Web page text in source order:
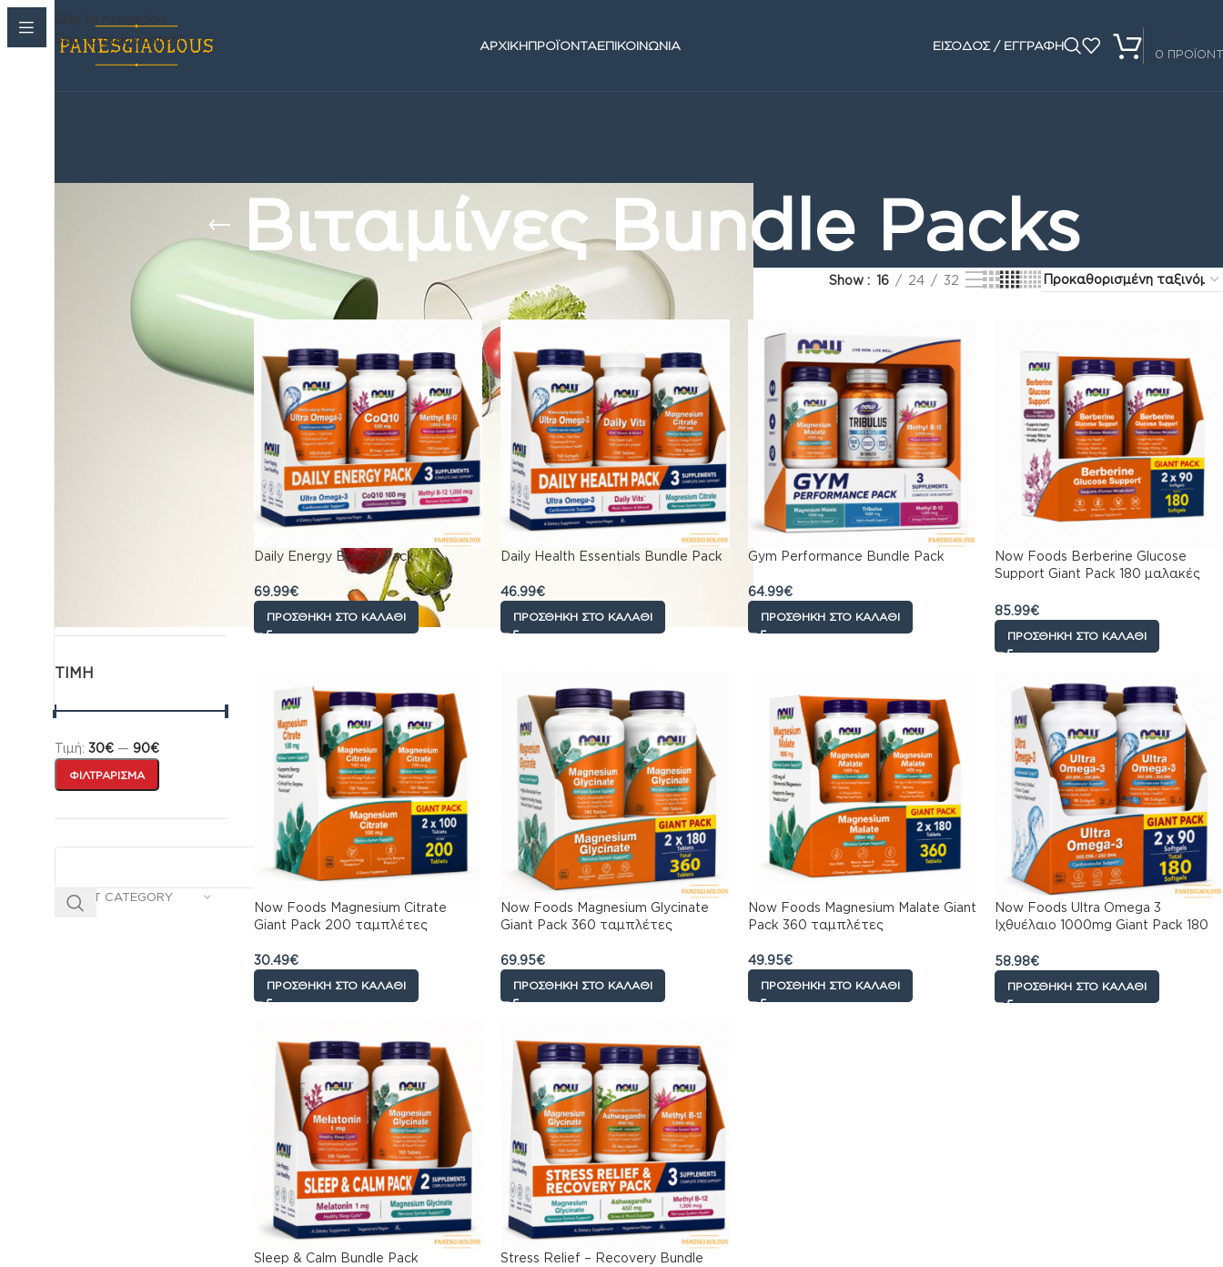
Skip to navigation
Skip to main content
ΑΡΧΙΚΗΠΡΟΪΟΝΤΑΕΠΙΚΟΙΝΩΝΙΑ ΕΙΣΟΔΟΣ / ΕΓΓΡΑΦΗ
0
Βιταμίνες Bundle Packs
Korean Beauty Corner
Παιδικές πάνες
Βρεφανάπτυξη
Μωρομαντηλα
Ακράτεια & Φροντίδα
ΤΙΜΉ
ΦΙΛΤΡΆΡΙΣΜΑ
Τιμή: 30€ — 90€
SELECT CATEGORY
Συμπληρωματα διατροφης/Βιταμίνες Βιταμίνες Bundle Packs Show 16 24 32
Daily Energy Bundle Pack
69.99€
ΠΡΟΣΘΉΚΗ ΣΤΟ ΚΑΛΆΘΙ
Daily Health Essentials Bundle Pack
46.99€
ΠΡΟΣΘΉΚΗ ΣΤΟ ΚΑΛΆΘΙ
Gym Performance Bundle Pack
64.99€
ΠΡΟΣΘΉΚΗ ΣΤΟ ΚΑΛΆΘΙ
Now Foods Berberine Glucose
Support Giant Pack 180 μαλακές
85.99€
ΠΡΟΣΘΉΚΗ ΣΤΟ ΚΑΛΆΘΙ
Now Foods Magnesium Citrate
Giant Pack 200 ταμπλέτες
30.49€
ΠΡΟΣΘΉΚΗ ΣΤΟ ΚΑΛΆΘΙ
Now Foods Magnesium Glycinate
Giant Pack 360 ταμπλέτες
69.95€
ΠΡΟΣΘΉΚΗ ΣΤΟ ΚΑΛΆΘΙ
Now Foods Magnesium Malate Giant
Pack 360 ταμπλέτες
49.95€
ΠΡΟΣΘΉΚΗ ΣΤΟ ΚΑΛΆΘΙ
Now Foods Ultra Omega 3
Ιχθυέλαιο 1000mg Giant Pack 180
58.98€
ΠΡΟΣΘΉΚΗ ΣΤΟ ΚΑΛΆΘΙ
Sleep & Calm Bundle Pack
Stress Relief – Recovery Bundle